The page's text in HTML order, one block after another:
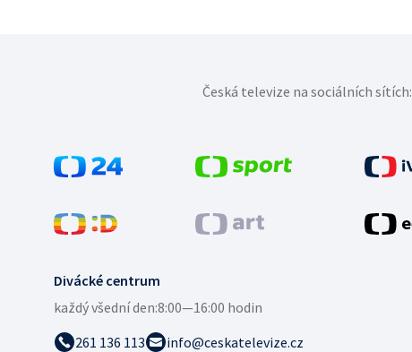
Divácké centrum
každý všední den:8:00—16:00 hodin
261 136 113
info@ceskatelevize.cz
Česká televize na sociálních sítích: